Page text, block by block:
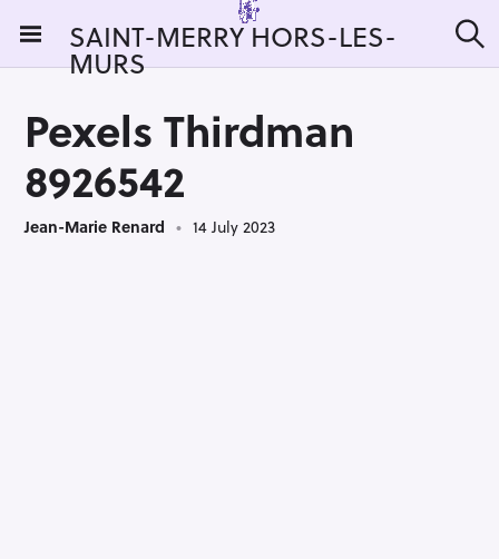
i
SAINT-MERRY HORS-LES-
MURS e
Pexels Thirdman
8926542
Jean-Marie Renard 14 July 2023